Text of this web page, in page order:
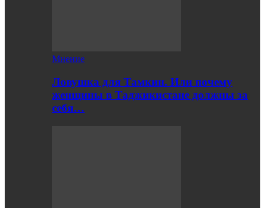
Мнение
Ловушка для Тамкин. Или почему
женщины в Таджикистане должны за
себя…